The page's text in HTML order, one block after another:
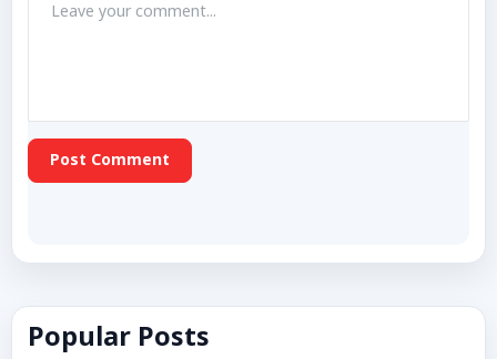
Post Comment
Popular Posts